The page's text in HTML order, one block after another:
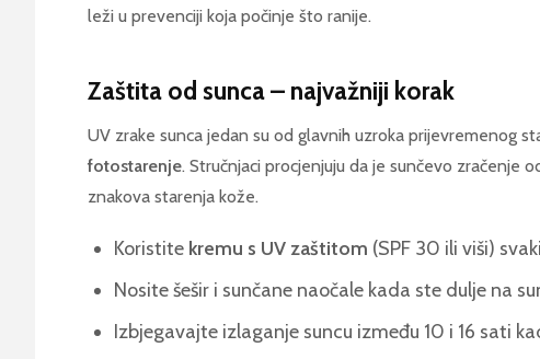
leži u prevenciji koja počinje što ranije.
Zaštita od sunca – najvažniji korak
UV zrake sunca jedan su od glavnih uzroka prijevremenog
fotostarenje. Stručnjaci procjenjuju da je sunčevo zračenje
znakova starenja kože.
Koristite kremu s UV zaštitom (SPF 30 ili viši)
Nosite šešir i sunčane naočale kada ste dulje na
Izbjegavajte izlaganje suncu između 10 i 16 sati